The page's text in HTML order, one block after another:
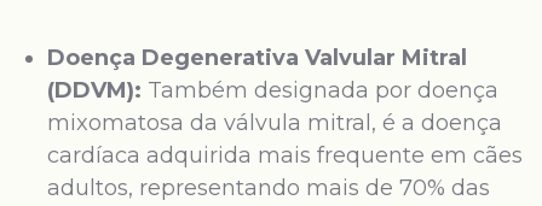
Doença Degenerativa Valvular Mitral
(DDVM): Também designada por doença
mixomatosa da válvula mitral, é a doença
cardíaca adquirida mais frequente em cães
adultos, representando mais de 70% das